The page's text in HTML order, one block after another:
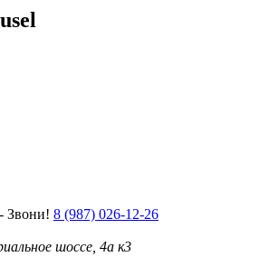
Звони! 8 (987) 026-12-26
шоссе, 4а к3